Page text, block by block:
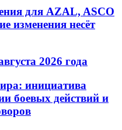
для AZAL, ASCO
изменения несёт
2026 года
инициатива
боевых действий и